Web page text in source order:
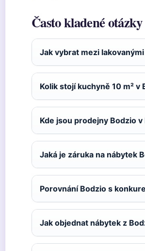
Často kladené otázky
Jak vybrat mezi
Kolik stojí kuchyně 10 m² v
Kde jsou prodejny Bodzio v
Jaká je záruka na nábytek
Porovnání Bodzio s
Jak objednat nábytek z